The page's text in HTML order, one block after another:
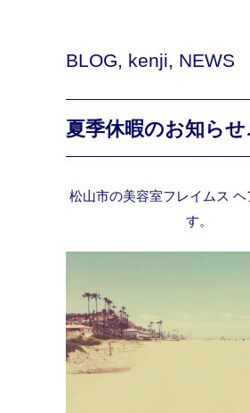
BLOG, kenji, NEWS
夏季休暇のお知らせ
松山市の美容室フレイムス
す。